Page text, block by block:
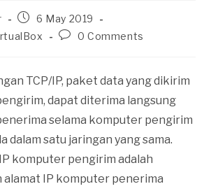
Post
published:
6 May 2019
Post0 Comments
TCP/IP, paket data yang dikirim
dapat diterima langsung
selama komputer pengirim
dalam satu jaringan yang sama.
komputer pengirim adalah
alamat IP komputer penerima